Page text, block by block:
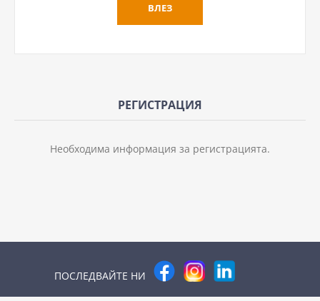
РЕГИСТРАЦИЯ
Необходима информация за регистрацията.
ПОСЛЕДВАЙТЕ НИ